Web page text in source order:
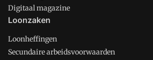
Digitaal magazine
Loonzaken
Loonheffingen
Secundaire arbeidsvoorwaarden